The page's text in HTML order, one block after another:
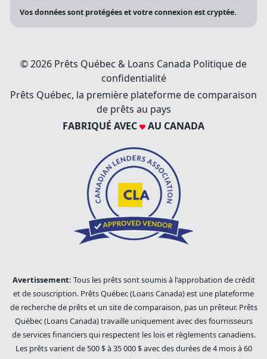
Vos données sont protégées et votre connexion est cryptée.
© 2026 Prêts Québec & Loans Canada Politique de
confidentialité
Prêts Québec, la première plateforme de comparaison
de prêts au pays
FABRIQUÉ AVEC
AU CANADA
Avertissement: Tous les prêts sont soumis à l'approbation de crédit
et de souscription. Prêts Québec (Loans Canada) est une plateforme
de recherche de prêts et un site de comparaison, pas un prêteur. Prêts
Québec (Loans Canada) travaille uniquement avec des fournisseurs
de services financiers qui respectent les lois et règlements canadiens.
Les prêts varient de 500 $ à 35 000 $ avec des durées de 4 mois à 60